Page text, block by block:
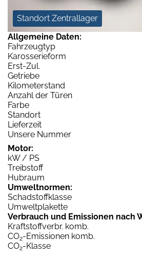
Standort Zentrallager
Allgemeine Daten:
Fahrzeugtyp
Karosserieform
Erst-Zul.
Getriebe
Kilometerstand
Anzahl der Türen
Farbe
Standort
Lieferzeit
Unsere Nummer
Motor:
kW / PS
Treibstoff
Hubraum
Umweltnormen:
Schadstoffklasse
Umweltplakette
Verbrauch und Emissionen nach
Kraftstoffverbr. komb.
CO2-Emissionen komb.
CO2-Klasse